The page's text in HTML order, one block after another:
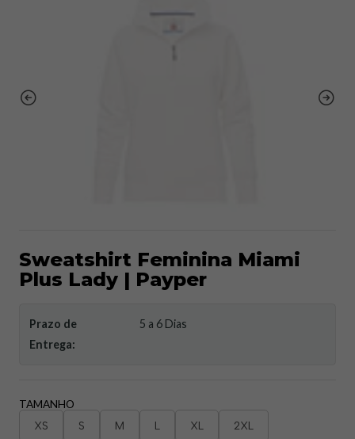
Sweatshirt Feminina Miami
Plus Lady | Payper
Prazo de
Entrega:
5 a 6 Dias
TAMANHO
XS S M L XL 2XL